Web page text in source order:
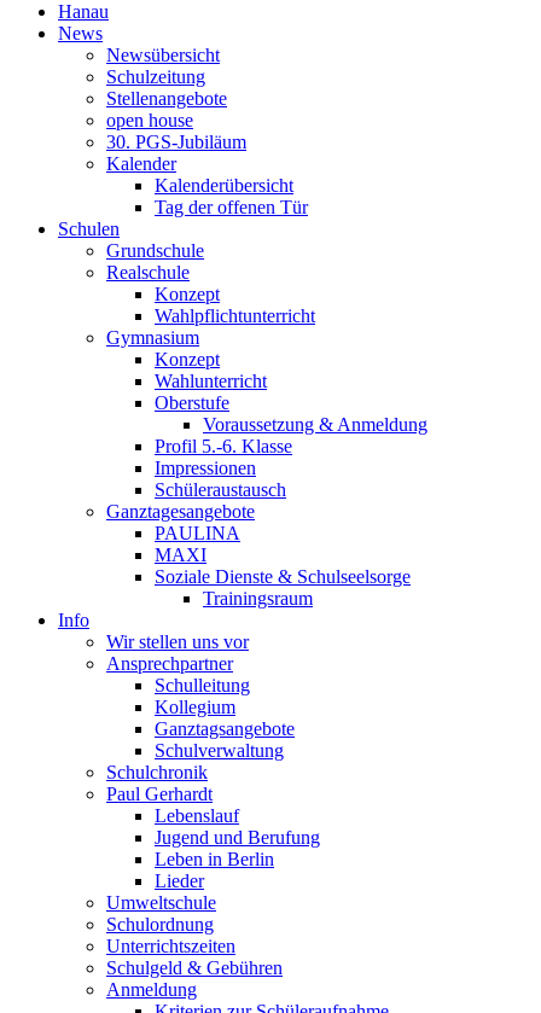
Hanau
News
Newsübersicht
Schulzeitung
Stellenangebote
open house
30. PGS-Jubiläum
Kalender
Kalenderübersicht
Tag der offenen Tür
Schulen
Grundschule
Realschule
Konzept
Wahlpflichtunterricht
Gymnasium
Konzept
Wahlunterricht
Oberstufe
Voraussetzung & Anmeldung
Profil 5.-6. Klasse
Impressionen
Schüleraustausch
Ganztagesangebote
PAULINA
MAXI
Soziale Dienste & Schulseelsorge
Trainingsraum
Info
Wir stellen uns vor
Ansprechpartner
Schulleitung
Kollegium
Ganztagsangebote
Schulverwaltung
Schulchronik
Paul Gerhardt
Lebenslauf
Jugend und Berufung
Leben in Berlin
Lieder
Umweltschule
Schulordnung
Unterrichtszeiten
Schulgeld & Gebühren
Anmeldung